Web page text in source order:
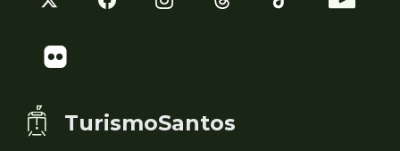
TurismoSantos